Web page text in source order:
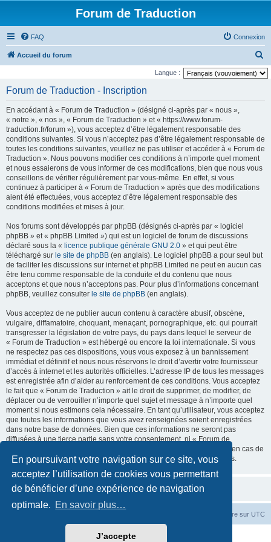
En poursuivant votre navigation sur ce site, vous
acceptez l’utilisation de cookies vous permettant
de bénéficier d’une expérience de navigation
optimale. En savoir plus…
J’accepte
Forum de Traduction
FAQ Connexion
Accueil du forum
e
Langue :
Forum de Traduction - Inscription
En accédant à « Forum de Traduction » (désigné ci-après par « nous »,
« notre », « nos », « Forum de Traduction » et « https://www.forum-
traduction.fr/forum »), vous acceptez d’être légalement responsable des
conditions suivantes. Si vous n’acceptez pas d’être légalement responsable de
toutes les conditions suivantes, veuillez ne pas utiliser et accéder à « Forum de
Traduction ». Nous pouvons modifier ces conditions à n’importe quel moment
et nous essaierons de vous informer de ces modifications, bien que nous vous
conseillons de vérifier régulièrement par vous-même. En effet, si vous
continuez à participer à « Forum de Traduction » après que des modifications
aient été effectuées, vous acceptez d’être légalement responsable des
conditions modifiées et mises à jour.
Nos forums sont développés par phpBB (désignés ci-après par « logiciel
phpBB » et « phpBB Limited ») qui est un logiciel de forum de discussions
déclaré sous la « licence publique générale GNU 2.0 » et qui peut être
téléchargé sur le site de phpBB (en anglais). Le logiciel phpBB a pour seul but
de faciliter les discussions sur internet et phpBB Limited ne peut en aucun cas
être tenu comme responsable de la conduite et du contenu que nous
acceptons et que nous n’acceptons pas. Pour plus d’informations concernant
phpBB, veuillez consulter le site de phpBB (en anglais).
Vous acceptez de ne publier aucun contenu à caractère abusif, obscène,
vulgaire, diffamatoire, choquant, menaçant, pornographique, etc. qui pourrait
transgresser la législation de votre pays, du pays dans lequel le serveur de
« Forum de Traduction » est hébergé ou encore la loi internationale. Si vous
ne respectez pas ces dispositions, vous vous exposez à un bannissement
immédiat et définitif et nous nous réservons le droit d’avertir votre fournisseur
d’accès à internet et les autorités officielles. L’adresse IP de tous les messages
est enregistrée afin d’aider au renforcement de ces conditions. Vous acceptez
le fait que « Forum de Traduction » ait le droit de supprimer, de modifier, de
déplacer ou de verrouiller n’importe quel sujet et message à n’importe quel
moment si nous estimons cela nécessaire. En tant qu’utilisateur, vous acceptez
que toutes les informations que vous avez renseignées soient enregistrées
dans notre base de données. Bien que ces informations ne seront pas
diffusées à une tierce partie sans votre consentement, ni « Forum de
Traduction », ni phpBB, ne pourront être tenus comme responsables en cas de
tentative de piratage informatique visant à compromettre vos données.
Fuseau horaire sur UTC
phpBB® Forum Software © phpBB Limited